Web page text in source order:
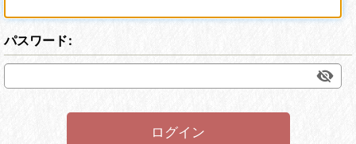
パスワード:
ログイン